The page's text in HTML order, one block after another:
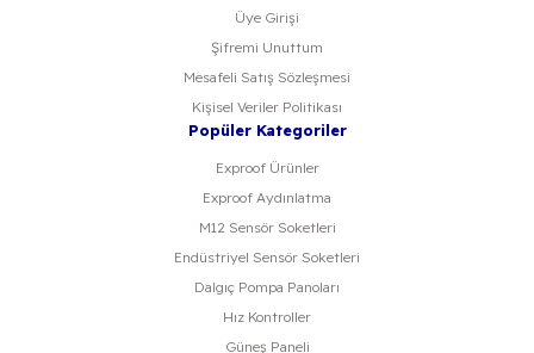
Üye Girişi
Şifremi Unuttum
Mesafeli Satış Sözleşmesi
Kişisel Veriler Politikası
Popüler Kategoriler
Exproof Ürünler
Exproof Aydınlatma
M12 Sensör Soketleri
Endüstriyel Sensör Soketleri
Dalgıç Pompa Panoları
Hız Kontroller
Güneş Paneli